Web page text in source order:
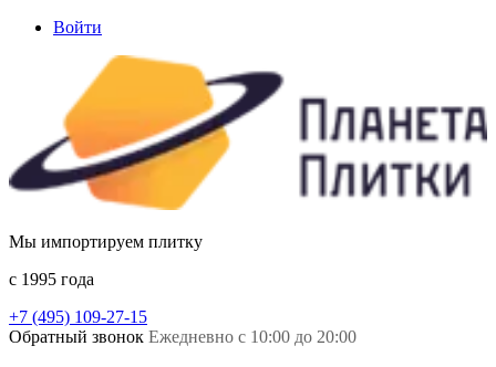
Войти
Мы импортируем плитку
c 1995 года
+7 (495) 109-27-15
Обратный звонок Ежедневно с 10:00 до 20:00